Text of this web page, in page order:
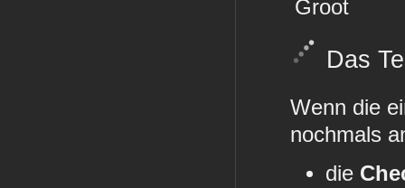
Das
Wenn die
nochmals
die